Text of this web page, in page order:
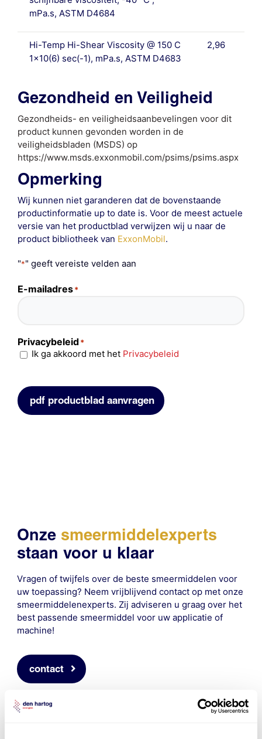
mPa.s, ASTM D4684
Hi-Temp Hi-Shear Viscosity @ 150 C
1×10(6) sec(-1), mPa.s, ASTM D4683
2,96
Gezondheid en Veiligheid
Gezondheids- en veiligheidsaanbevelingen voor dit
product kunnen gevonden worden in de
veiligheidsbladen (MSDS) op
https://www.msds.exxonmobil.com/psims/psims.aspx
Opmerking
Wij kunnen niet garanderen dat de bovenstaande
productinformatie up to date is. Voor de meest actuele
versie van het productblad verwijzen wij u naar de
product bibliotheek van ExxonMobil.
"*" geeft vereiste velden aan
E-mailadres*
Privacybeleid*
Ik ga akkoord met het Privacybeleid
pdf productblad aanvragen
Onze smeermiddelexperts
staan voor u klaar
Vragen of twijfels over de beste smeermiddelen voor
uw toepassing? Neem vrijblijvend contact op met onze
smeermiddelenexperts. Zij adviseren u graag over het
best passende smeermiddel voor uw applicatie of
machine!
contact